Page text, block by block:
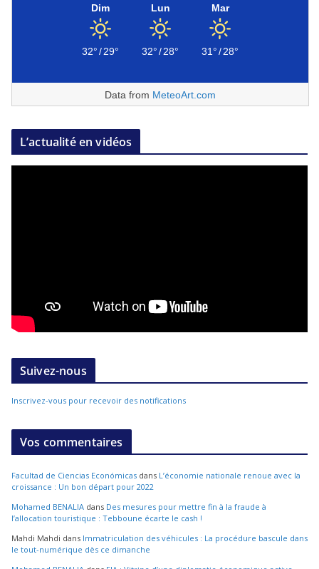
Dim
32°/29°
Lun
32°/28°
Mar
31°/28°
Data from MeteoArt.com
L’actualité en vidéos
Suivez-nous
Inscrivez-vous pour recevoir des notifications
Vos commentaires
Facultad de Ciencias Económicas dans L’économie nationale renoue avec la
croissance : Un bon départ pour 2022
Mohamed BENALIA dans Des mesures pour mettre fin à la fraude à
l’allocation touristique : Tebboune écarte le cash !
Mahdi Mahdi dans Immatriculation des véhicules : La procédure bascule dans
le tout-numérique dès ce dimanche